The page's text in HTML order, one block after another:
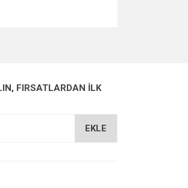
FIRSATLARDAN İLK
EKLE